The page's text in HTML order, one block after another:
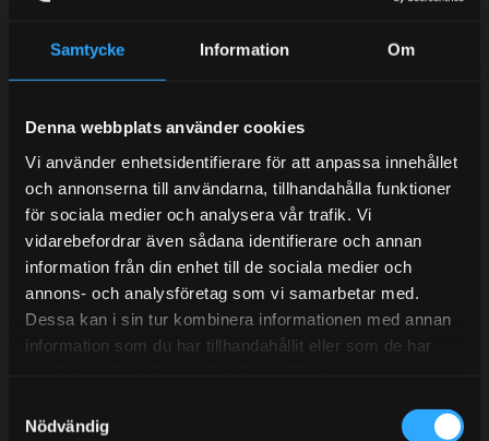
Samtycke Information Om
Denna webbplats använder cookies
Vi använder enhetsidentifierare för att anpassa innehållet
och annonserna till användarna, tillhandahålla funktioner
för sociala medier och analysera vår trafik. Vi
vidarebefordrar även sådana identifierare och annan
information från din enhet till de sociala medier och
annons- och analysföretag som vi samarbetar med.
Dessa kan i sin tur kombinera informationen med annan
information som du har tillhandahållit eller som de har
Nödvändig
Under V.27 - V.33 nås vi enbart på mejl. Ordrar skickas
det helt stängt.
Lunchstängt 12:00-13:00
Tel:031- 51 66 60
BLOGG